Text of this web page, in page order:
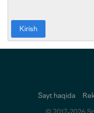
Kirish
Sayt haqida